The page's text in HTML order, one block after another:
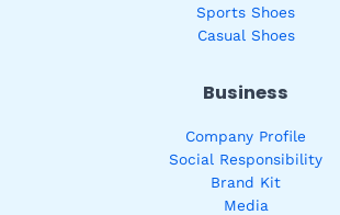
Sports Shoes
Casual Shoes
Business
Company Profile
Social Responsibility
Brand Kit
Media